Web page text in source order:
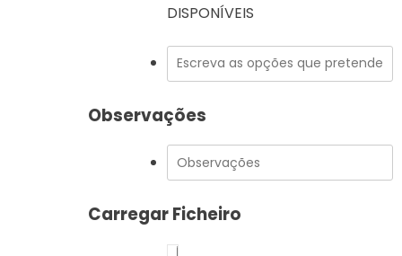
DISPONÍVEIS
Observações
Carregar Ficheiro